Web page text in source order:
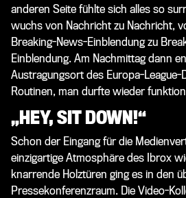
anderen Seite fühlte sich alles so
wuchs von Nachricht zu Nachricht,
Breaking-News-Einblendung zu
Einblendung. Am Nachmittag dann
Austragungsort des Europa-League-
Routinen, man durfte wieder
„HEY, SIT DOWN!“
Schon der Eingang für die
einzigartige Atmosphäre des Ibrox
knarrende Holztüren ging es in den
Pressekonferenzraum. Die Video-